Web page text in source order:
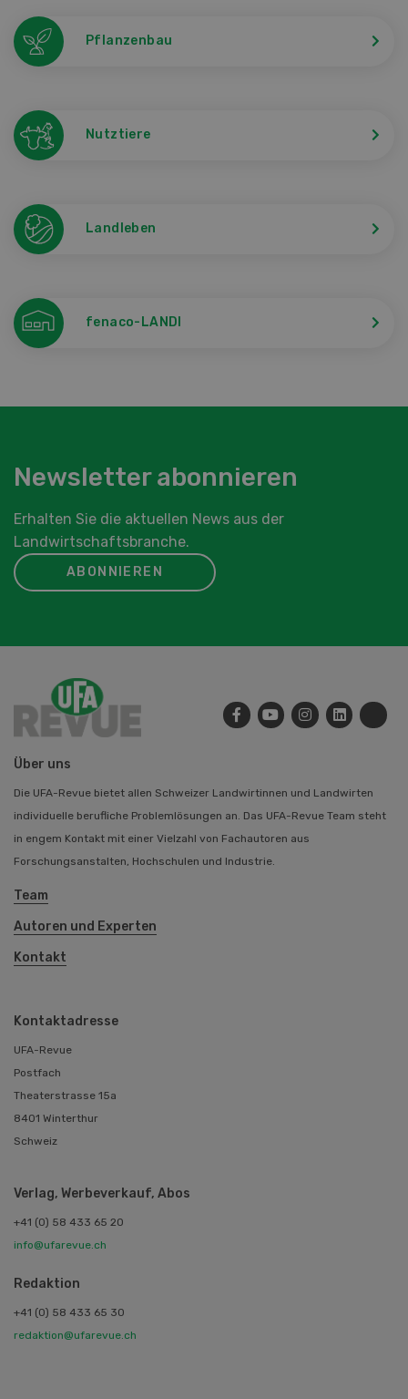
Pflanzenbau
Nutztiere
Landleben
fenaco-LANDI
Newsletter abonnieren
Erhalten Sie die aktuellen News aus der
Landwirtschaftsbranche.
ABONNIEREN
Über uns
Die UFA-Revue bietet allen Schweizer Landwirtinnen und Landwirten
individuelle berufliche Problemlösungen an. Das UFA-Revue Team steht
in engem Kontakt mit einer Vielzahl von Fachautoren aus
Forschungsanstalten, Hochschulen und Industrie.
Team
Autoren und Experten
Kontakt
Kontaktadresse
UFA-Revue
Postfach
Theaterstrasse 15a
8401 Winterthur
Schweiz
Verlag, Werbeverkauf, Abos
+41 (0) 58 433 65 20
info@ufarevue.ch
Redaktion
+41 (0) 58 433 65 30
redaktion@ufarevue.ch